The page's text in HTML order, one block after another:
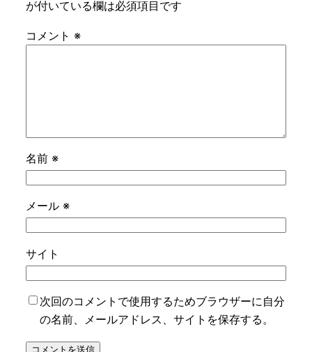
が付いている欄は必須項目です
コメント ※
名前 ※
メール ※
サイト
次回のコメントで使用するためブラウザーに自分
の名前、メールアドレス、サイトを保存する。